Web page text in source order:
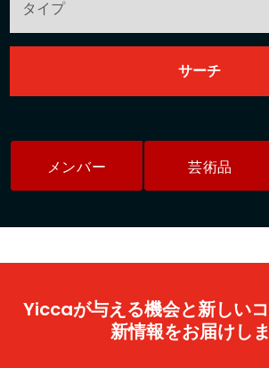
メンバー 芸術品
Yiccaが与える機会と新しい
新情報をお届けし